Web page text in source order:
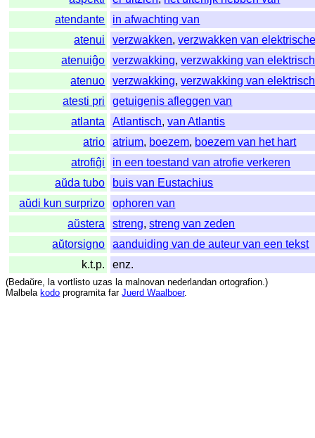
atendante
in afwachting van
atenui
verzwakken,verzwakken van
atenuiĝo
verzwakking,verzwakking van
atenuo
verzwakking,verzwakking van
atesti pri
getuigenis afleggen van
atlanta
Atlantisch,van Atlantis
atrio
atrium, boezem, boezem van het hart
atrofiĝi
in een toestand van atrofie verkeren
aŭda tubo
buis van Eustachius
aŭdi kun surprizo
ophoren van
aŭstera
streng,streng van zeden
aŭtorsigno
aanduiding van de auteur van een tekst
k.t.p.
enz.
(Bedaŭre, la vortlisto uzas la malnovan nederlandan ortografion.)
Malbela kodo programita far Juerd Waalboer.